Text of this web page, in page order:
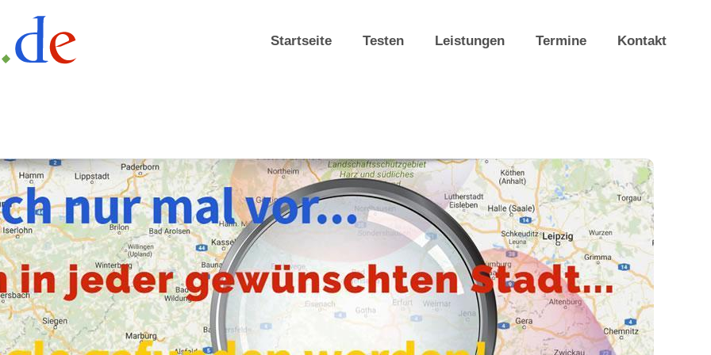
Startseite Testen Leistungen Termine Kontakt